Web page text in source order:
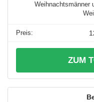
Weihnachtsmänner
ZUM